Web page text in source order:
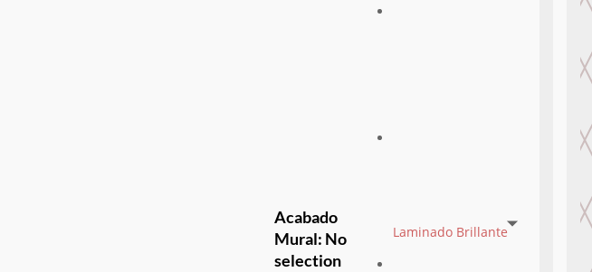
Acabado
Mural: No
selection
Laminado Brillante